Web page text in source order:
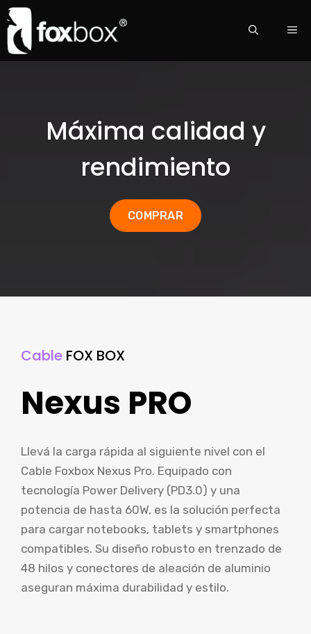
Máxima calidad y
rendimiento
COMPRAR
Cable FOX BOX
Nexus PRO
Llevá la carga rápida al siguiente nivel con el
Cable Foxbox Nexus Pro. Equipado con
tecnología Power Delivery (PD3.0) y una
potencia de hasta 60W, es la solución perfecta
para cargar notebooks, tablets y smartphones
compatibles. Su diseño robusto en trenzado de
48 hilos y conectores de aleación de aluminio
aseguran máxima durabilidad y estilo.